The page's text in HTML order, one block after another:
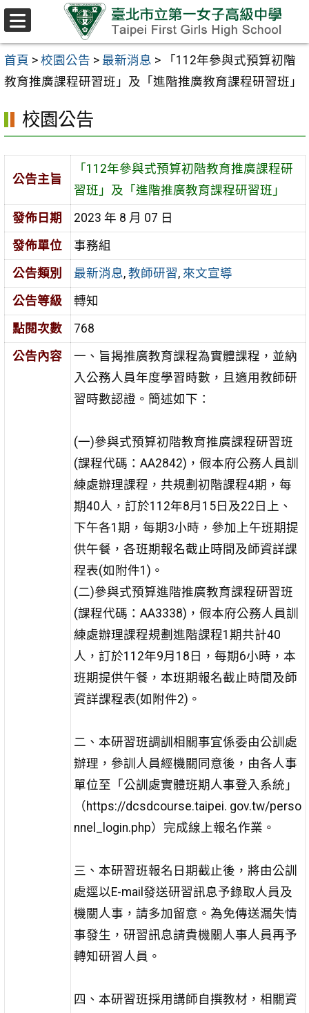
跳至主要內容區
首頁 > 校園公告 > 最新消息 >
「112年參與式預算初階
教育推廣課程研習班」及「進階推廣教育課程研習班」
校園公告
公告主旨
「112年參與式預算初階教育推廣課程研
習班」及「進階推廣教育課程研習班」
發佈日期
2023 年 8 月 07 日
發佈單位
事務組
公告類別
最新消息, 教師研習, 來文宣導
公告等級
轉知
點閱次數
768
公告內容
一、旨揭推廣教育課程為實體課程，並納
入公務人員年度學習時數，且適用教師研
習時數認證。簡述如下：
(一)參與式預算初階教育推廣課程研習班
(課程代碼：AA2842)，假本府公務人員訓
練處辦理課程，共規劃初階課程4期，每
期40人，訂於112年8月15日及22日上、
下午各1期，每期3小時，參加上午班期提
供午餐，各班期報名截止時間及師資詳課
程表(如附件1)。
(二)參與式預算進階推廣教育課程研習班
(課程代碼：AA3338)，假本府公務人員訓
練處辦理課程規劃進階課程1期共計40
人，訂於112年9月18日，每期6小時，本
班期提供午餐，本班期報名截止時間及師
資詳課程表(如附件2)。
二、本研習班調訓相關事宜係委由公訓處
辦理，參訓人員經機關同意後，由各人事
單位至「公訓處實體班期人事登入系統」
（https://dcsdcourse.taipei. gov.tw/perso
nnel_login.php）完成線上報名作業。
三、本研習班報名日期截止後，將由公訓
處逕以E-mail發送研習訊息予錄取人員及
機關人事，請多加留意。為免傳送漏失情
事發生，研習訊息請貴機關人事人員再予
轉知研習人員。
四、本研習班採用講師自撰教材，相關資
選
單